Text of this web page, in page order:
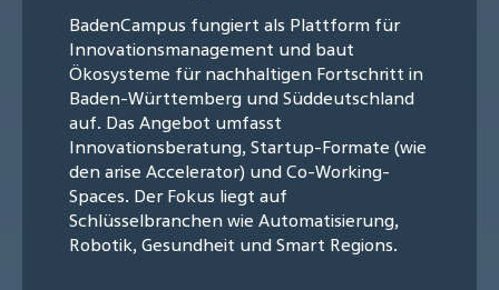
BadenCampus fungiert als Plattform für
Innovationsmanagement und baut
Ökosysteme für nachhaltigen Fortschritt in
Baden-Württemberg und Süddeutschland
auf. Das Angebot umfasst
Innovationsberatung, Startup-Formate (wie
den arise Accelerator) und Co-Working-
Spaces. Der Fokus liegt auf
Schlüsselbranchen wie Automatisierung,
Robotik, Gesundheit und Smart Regions.